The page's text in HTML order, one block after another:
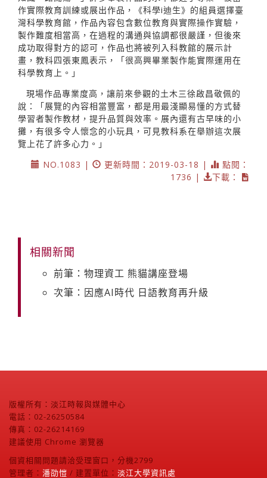
作實際教育訓練或展出作品，《科學i迪生》的組員選擇臺
灣科學教育館，作品內容包含數位教育與實際操作實驗，
製作難度相當高，在過程的溝通與協調都很嚴謹，但後來
成功取得對方的認可，作品也將被列入科教館的展示計
畫，教科四張東鳳表示，「很高興畢業製作能實際運用在
科學教育上。」
現場作品專業度高，讓前來參觀的土木三徐啟昌敬佩的
說：「展覽的內容相當豐富，都是用最淺顯易懂的方式替
學習者製作教材，提升品質與效率。展內還有古早味的小
攤，有很多令人懷念的小玩具，可見教科系在舉辦這次展
覽上花了許多心力。」
NO.1083 |
更新時間：2019-03-18 |
點閱：
1736 |
下載：
相關新聞
前筆：物理資工 熊貓講座登場
次筆：因應AI時代 日語教育再升級
版權所有：淡江時報與媒體中心
電話：02-26250584
傳真：02-26214169
建議使用 Chrome 瀏覽器
個資相關問題請洽受理窗口，分機2799
管理者： 潘劭愷 / 建置單位： 淡江大學資訊處